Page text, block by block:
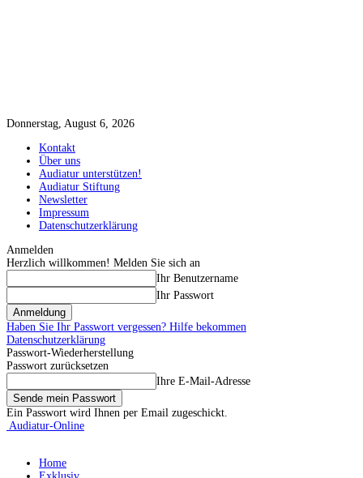
Donnerstag, August 6, 2026
Kontakt
Über uns
Audiatur unterstützen!
Audiatur Stiftung
Newsletter
Impressum
Datenschutzerklärung
Anmelden
Herzlich willkommen! Melden Sie sich an
Ihr Benutzername
Ihr Passwort
Haben Sie Ihr Passwort vergessen? Hilfe bekommen
Datenschutzerklärung
Passwort-Wiederherstellung
Passwort zurücksetzen
Ihre E-Mail-Adresse
Ein Passwort wird Ihnen per Email zugeschickt.
Audiatur-Online
Home